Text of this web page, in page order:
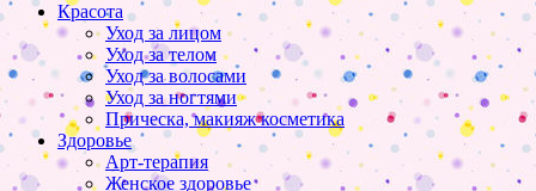
Красота
Уход за лицом
Уход за телом
Уход за волосами
Уход за ногтями
Прическа, макияж косметика
Здоровье
Арт-терапия
Женское здоровье